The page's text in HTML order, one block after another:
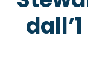
d